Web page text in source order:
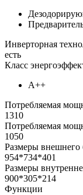
Инверторная
есть
Класс
А++
Потребляемая
1310
Потребляемая
1050
Размеры
954*734*401
Размеры
900*305*214
Функции